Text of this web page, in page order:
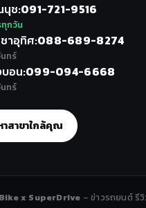
นุช 091-721-9516
กวัน
าอุทิศ 088-689-8274
ทร์
อน 099-094-6668
ทร์
สาขาใกล้คุณ
x SuperDrive – ข่าวรถยนต์ รี